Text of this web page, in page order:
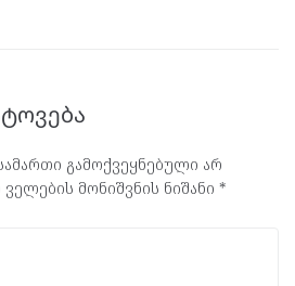
გამოქვეყნებული არ
მონიშვნის ნიშანი *